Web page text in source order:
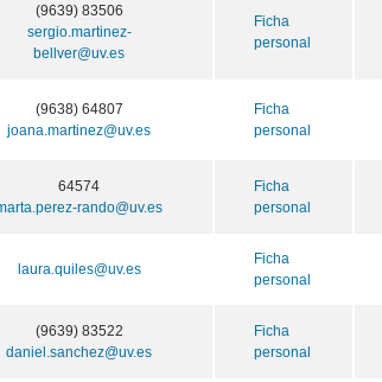
(9639) 83506
sergio.martinez-
bellver@uv.es
Ficha
personal
(9638) 64807
joana.martinez@uv.es
Ficha
personal
64574
rando@uv.es
Ficha
personal
laura.quiles@uv.es
Ficha
personal
(9639) 83522
daniel.sanchez@uv.es
Ficha
personal